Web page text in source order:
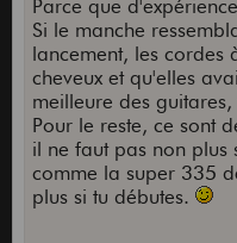
Parce que
Si le manche
lancement, les cordes
cheveux et qu'elles
meilleure des
Pour le reste, ce sont
il ne faut pas non plus
comme la super 335
plus si tu débutes.